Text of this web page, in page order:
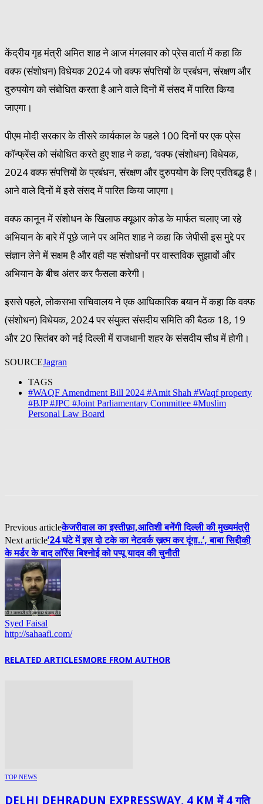
केंद्रीय गृह मंत्री अमित शाह ने आज मंगलवार को प्रेस वार्ता में कहा कि
वक्फ (संशोधन) विधेयक 2024 जो वक्फ संपत्तियों के प्रबंधन, संरक्षण और
दुरुपयोग को संबोधित करता है आने वाले दिनों में संसद में पारित किया
जाएगा।
पीएम मोदी सरकार के तीसरे कार्यकाल के पहले 100 दिनों पर एक प्रेस
कॉन्फ्रेंस को संबोधित करते हुए शाह ने कहा, ‘वक्फ (संशोधन) विधेयक,
2024 वक्फ संपत्तियों के प्रबंधन, संरक्षण और दुरुपयोग के लिए प्रतिबद्ध है।
आने वाले दिनों में इसे संसद में पारित किया जाएगा।
वक्फ कानून में संशोधन के खिलाफ क्यूआर कोड के मार्फत चलाए जा रहे
अभियान के बारे में पूछे जाने पर अमित शाह ने कहा कि जेपीसी इस मुद्दे पर
संज्ञान लेने में सक्षम है और वही यह संशोधनों पर वास्तविक सुझावों और
अभियान के बीच अंतर कर फैसला करेगी।
इससे पहले, लोकसभा सचिवालय ने एक आधिकारिक बयान में कहा कि वक्फ
(संशोधन) विधेयक, 2024 पर संयुक्त संसदीय समिति की बैठक 18, 19
और 20 सितंबर को नई दिल्ली में राजधानी शहर के संसदीय सौध में होगी।
SOURCEJagran
TAGS
#WAQF Amendment Bill 2024 #Amit Shah #Waqf property
#BJP #JPC #Joint Parliamentary Committee #Muslim
Personal Law Board
Previous articleकेजरीवाल का इस्तीफ़ा,आतिशी बनेंगी दिल्ली की मुख्यमंत्री
Next article’24 घंटे में इस दो टके का नेटवर्क ख़त्म कर दूंगा..’, बाबा सिद्दीकी़
के मर्डर के बाद लॉरेंस बिश्नोई को पप्पू यादव की चुनौती
Syed Faisal
http://sahaafi.com/
RELATED ARTICLESMORE FROM AUTHOR
TOP NEWS
DELHI DEHRADUN EXPRESSWAY, 4 KM में 4 गति